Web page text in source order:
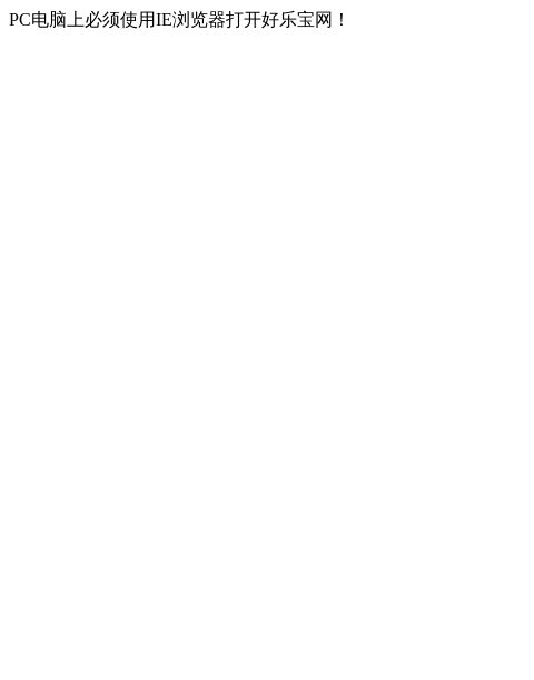
PC电脑上必须使用IE浏览器打开好乐宝网！